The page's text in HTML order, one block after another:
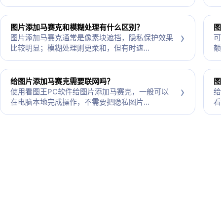
图片添加马赛克和模糊处理有什么区别？
图片添加马赛克通常是像素块遮挡，隐私保护效果
比较明显；模糊处理则更柔和，但有时遮...
›
给图片添加马赛克需要联网吗？
使用看图王PC软件给图片添加马赛克，一般可以
在电脑本地完成操作，不需要把隐私图片...
›